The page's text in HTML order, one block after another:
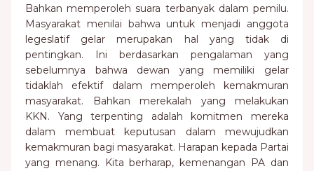
Bahkan memperoleh suara terbanyak dalam pemilu.
Masyarakat menilai bahwa untuk menjadi anggota
legeslatif gelar merupakan hal yang tidak di
pentingkan. Ini berdasarkan pengalaman yang
sebelumnya bahwa dewan yang memiliki gelar
tidaklah efektif dalam memperoleh kemakmuran
masyarakat. Bahkan merekalah yang melakukan
KKN. Yang terpenting adalah komitmen mereka
dalam membuat keputusan dalam mewujudkan
kemakmuran bagi masyarakat. Harapan kepada Partai
yang menang. Kita berharap, kemenangan PA dan